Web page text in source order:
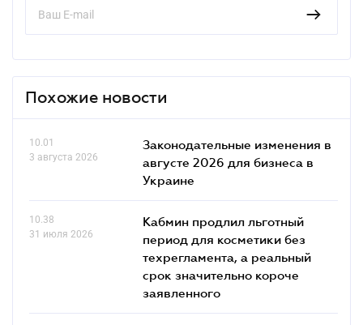
Похожие новости
10.01
3 августа 2026
Законодательные изменения в
августе 2026 для бизнеса в
Украине
10.38
31 июля 2026
Кабмин продлил льготный
период для косметики без
техрегламента, а реальный
срок значительно короче
заявленного